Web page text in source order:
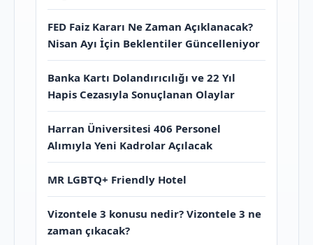
FED Faiz Kararı Ne Zaman Açıklanacak?
Nisan Ayı İçin Beklentiler Güncelleniyor
Banka Kartı Dolandırıcılığı ve 22 Yıl
Hapis Cezasıyla Sonuçlanan Olaylar
Harran Üniversitesi 406 Personel
Alımıyla Yeni Kadrolar Açılacak
MR LGBTQ+ Friendly Hotel
Vizontele 3 konusu nedir? Vizontele 3 ne
zaman çıkacak?